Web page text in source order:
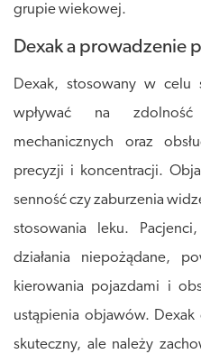
grupie wiekowej.
Dexak a prowadzenie
Dexak, stosowany w
wpływać na
mechanicznych oraz
precyzji i koncentracji.
senność czy zaburzenia
stosowania leku.
działania niepożądane,
kierowania pojazdami i
ustąpienia objawów.
skuteczny, ale należy